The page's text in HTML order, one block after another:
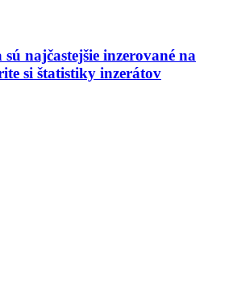
najčastejšie inzerované na
si štatistiky inzerátov